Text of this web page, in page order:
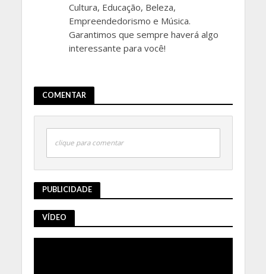
Cultura, Educação, Beleza,
Empreendedorismo e Música.
Garantimos que sempre haverá algo
interessante para você!
COMENTAR
clique para comentar
PUBLICIDADE
VÍDEO